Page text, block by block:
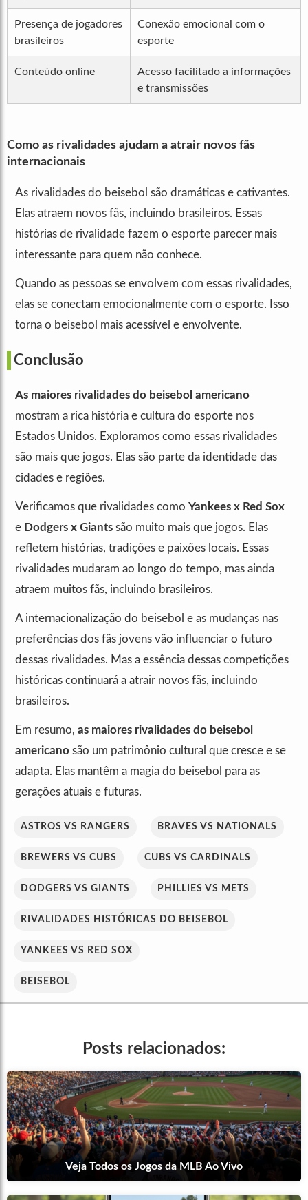
Presença de jogadores
brasileiros
Conexão emocional com o
esporte
Conteúdo online
Acesso facilitado a informações
e transmissões
Como as rivalidades ajudam a atrair novos fãs
internacionais
As rivalidades do beisebol são dramáticas e cativantes.
Elas atraem novos fãs, incluindo brasileiros. Essas
histórias de rivalidade fazem o esporte parecer mais
interessante para quem não conhece.
Quando as pessoas se envolvem com essas rivalidades,
elas se conectam emocionalmente com o esporte. Isso
torna o beisebol mais acessível e envolvente.
Conclusão
As maiores rivalidades do beisebol americano
mostram a rica história e cultura do esporte nos
Estados Unidos. Exploramos como essas rivalidades
são mais que jogos. Elas são parte da identidade das
cidades e regiões.
Verificamos que rivalidades como Yankees x Red Sox
e Dodgers x Giants são muito mais que jogos. Elas
refletem histórias, tradições e paixões locais. Essas
rivalidades mudaram ao longo do tempo, mas ainda
atraem muitos fãs, incluindo brasileiros.
A internacionalização do beisebol e as mudanças nas
preferências dos fãs jovens vão influenciar o futuro
dessas rivalidades. Mas a essência dessas competições
históricas continuará a atrair novos fãs, incluindo
brasileiros.
Em resumo, as maiores rivalidades do beisebol
americano são um patrimônio cultural que cresce e se
adapta. Elas mantêm a magia do beisebol para as
gerações atuais e futuras.
ASTROS VS RANGERS BRAVES VS NATIONALS
BREWERS VS CUBS CUBS VS CARDINALS
DODGERS VS GIANTS PHILLIES VS METS
RIVALIDADES HISTÓRICAS DO BEISEBOL
YANKEES VS RED SOX
BEISEBOL
Posts relacionados:
Veja Todos os Jogos da MLB Ao Vivo